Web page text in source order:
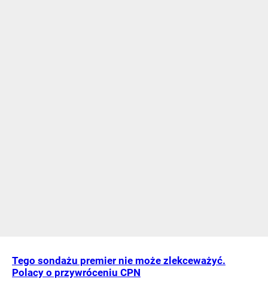
Tego sondażu premier nie może zlekceważyć.
Polacy o przywróceniu CPN